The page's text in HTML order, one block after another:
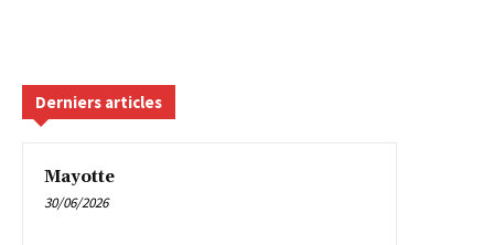
Derniers articles
Mayotte
30/06/2026